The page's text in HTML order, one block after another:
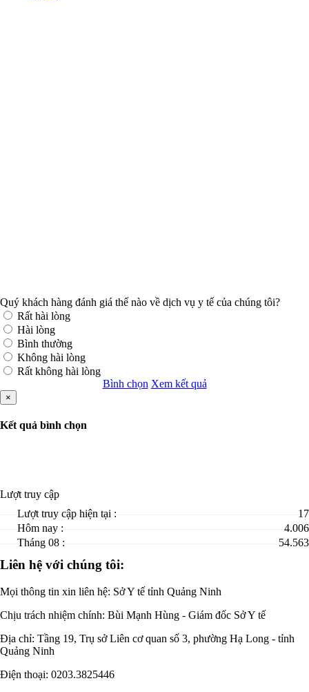
Quý khách hàng đánh giá thế nào về dịch vụ y tế của chúng tôi?
Rất hài lòng
Hài lòng
Bình thường
Không hài lòng
Rất không hài lòng
Bình chọn Xem kết quả
×
Kết quả bình chọn
Lượt truy cập
Lượt truy cập hiện tại :
17
Hôm nay :
4.006
Tháng 08 :
54.563
Liên hệ với chúng tôi:
Mọi thông tin xin liên hệ: Sở Y tế tỉnh Quảng Ninh
Chịu trách nhiệm chính: Bùi Mạnh Hùng - Giám đốc Sở Y tế
Địa chỉ: Tầng 19, Trụ sở Liên cơ quan số 3, phường Hạ Long - tỉnh
Quảng Ninh
Điện thoại: 0203.3825446